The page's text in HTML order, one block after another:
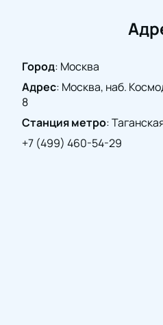
Город: Москва
Адрес: Москва, наб.
8
Станция метро:
+7 (499) 460-54-29